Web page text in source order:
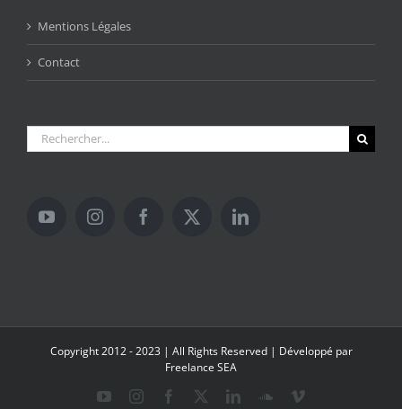
Mentions Légales
Contact
Rechercher:
Copyright 2012 - 2023 | All Rights Reserved | Développé par
Freelance SEA
YouTubeInstagramFacebook LinkedInSoundCloud
Vimeo